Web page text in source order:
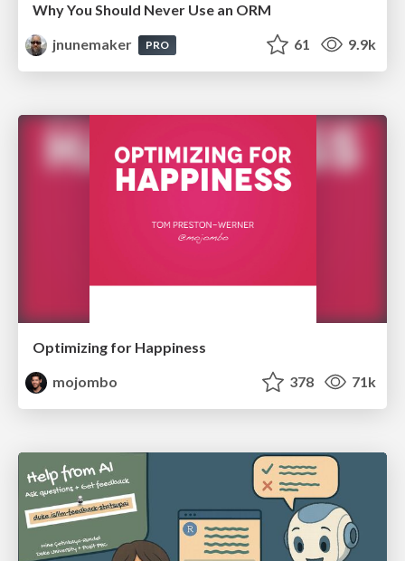
Why You Should Never Use an ORM
jnunemaker
PRO 61 9.9k
Optimizing for Happiness
mojombo
378 71k